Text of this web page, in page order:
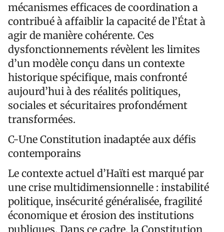
mécanismes efficaces de coordination a
contribué à affaiblir la capacité de l’État à
agir de manière cohérente. Ces
dysfonctionnements révèlent les limites
d’un modèle conçu dans un contexte
historique spécifique, mais confronté
aujourd’hui à des réalités politiques,
sociales et sécuritaires profondément
transformées.
C-Une Constitution inadaptée aux défis
contemporains
Le contexte actuel d’Haïti est marqué par
une crise multidimensionnelle : instabilité
politique, insécurité généralisée, fragilité
économique et érosion des institutions
publiques. Dans ce cadre, la Constitution